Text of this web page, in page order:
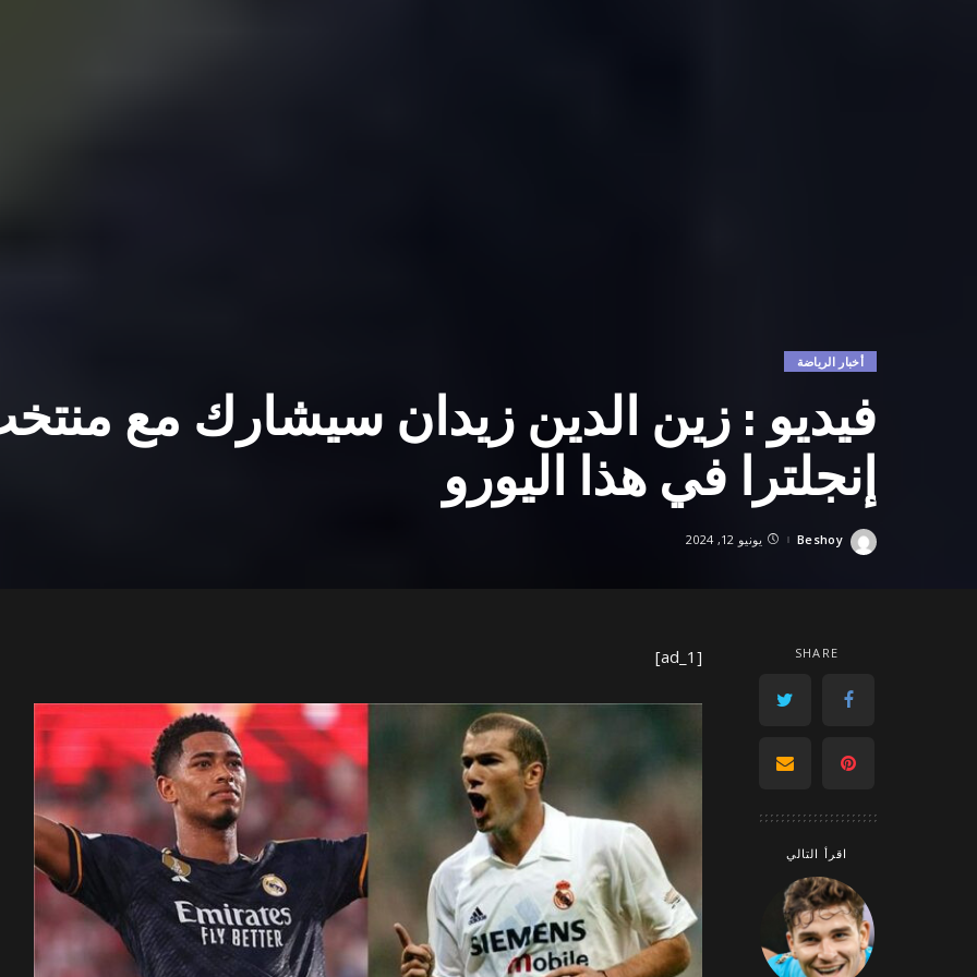
أخبار الرياضة
فيديو : زين الدين زيدان سيشارك مع
إنجلترا في هذا اليورو
Posted
Beshoy يونيو 12, 2024
SHARE
اقرأ التالي
[ad_1]